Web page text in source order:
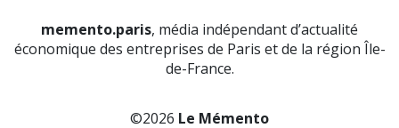
memento.paris, média indépendant d’actualité
économique des entreprises de Paris et de la région Île-
de-France.
©2026 Le Mémento